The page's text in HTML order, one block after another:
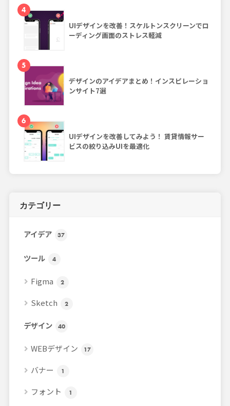
4
UIデザインを改善！スケルトンスクリーンでロ
ーディング画面のストレス軽減
5
デザインのアイデアまとめ！インスピレーショ
ンサイト7選
6
UIデザインを改善してみよう！ 賃貸情報サー
ビスの絞り込みUIを最適化
カテゴリー
アイデア 37
ツール 4
Figma 2
Sketch 2
デザイン 40
WEBデザイン 17
バナー 1
フォント 1